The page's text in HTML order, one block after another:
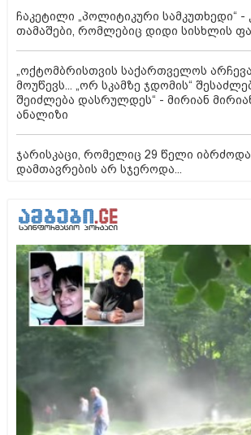
ჩაკეტილი „პოლიტიკური სამკუთხედი“
თამაშები, რომლებიც დიდი სისხლის
„ოქტომბრისთვის საქართველოს
მოუწევს... „ორ სკამზე ჯდომის“
შეიძლება დასრულდეს“ - მირიან
ანალიზი
ჯარისკაცი, რომელიც 29 წელი
დამთავრების არ სჯეროდა...